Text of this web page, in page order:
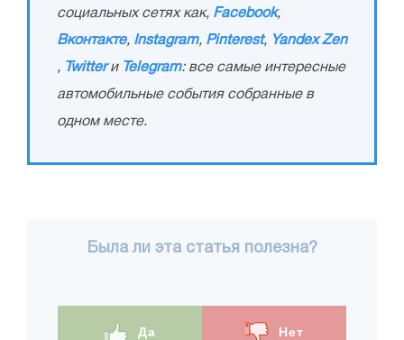
социальных сетях как, Facebook,
Вконтакте, Instagram, Pinterest, Yandex Zen
, Twitterи Telegram: все самые интересные
автомобильные события собранные в
одном месте.
Была ли эта статья полезна?
Да Нет